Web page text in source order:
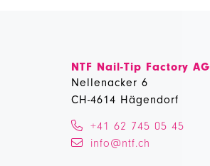
NTF Nail-Tip Factory AG
Nellenacker 6
CH-4614 Hägendorf
+41 62 745 05 45
info@ntf.ch